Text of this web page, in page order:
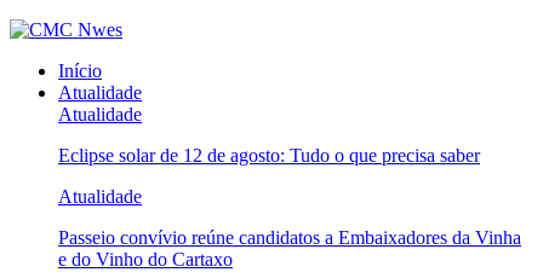
Início
Atualidade
Atualidade
Eclipse solar de 12 de agosto: Tudo o que precisa saber
Atualidade
Passeio convívio reúne candidatos a Embaixadores da Vinha
e do Vinho do Cartaxo